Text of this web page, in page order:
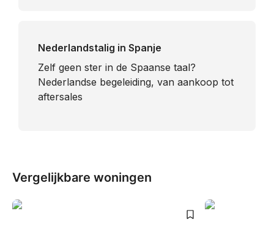
Nederlandstalig in Spanje
​Zelf geen ster in de Spaanse taal?
Nederlandse begeleiding, van aankoop tot
aftersales
Vergelijkbare woningen